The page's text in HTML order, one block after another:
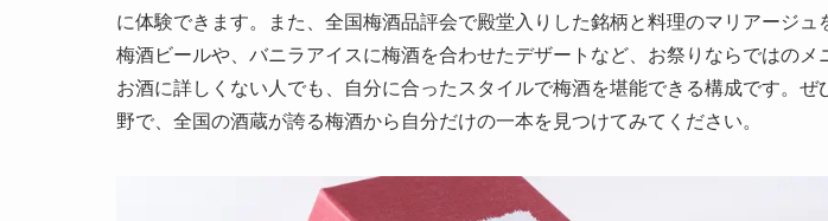
に体験できます。また、全国梅酒品評会で殿堂入りした銘柄と料理のマリアージュ
梅酒ビールや、バニラアイスに梅酒を合わせたデザートなど、お祭りならではのメ
お酒に詳しくない人でも、自分に合ったスタイルで梅酒を堪能できる構成です。ぜ
野で、全国の酒蔵が誇る梅酒から自分だけの一本を見つけてみてください。